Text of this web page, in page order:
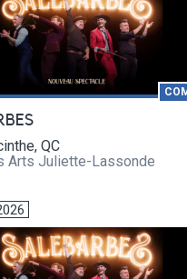
QC
Arts Juliette-Lassonde